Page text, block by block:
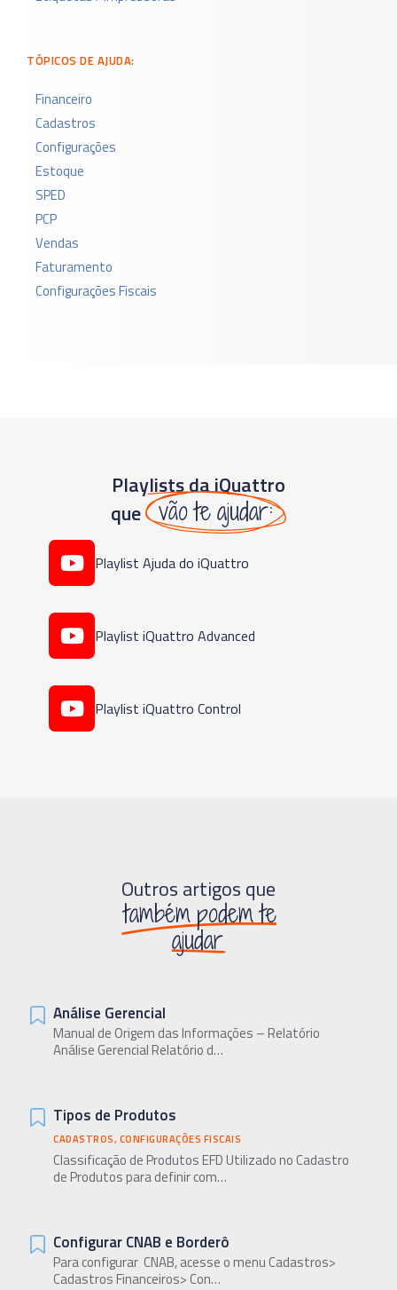
TÓPICOS DE AJUDA:
Financeiro
Cadastros
Configurações
Estoque
SPED
PCP
Vendas
Faturamento
Configurações Fiscais
Playlists da iQuattro
que vão te ajudar:
Playlist Ajuda do iQuattro
Playlist iQuattro Advanced
Playlist iQuattro Control
Outros artigos que
também podem te
ajudar
Análise Gerencial
Manual de Origem das Informações – Relatório
Análise Gerencial Relatório d…
Tipos de Produtos
CADASTROS, CONFIGURAÇÕES FISCAIS
Classificação de Produtos EFD Utilizado no Cadastro
de Produtos para definir com…
Configurar CNAB e Borderô
Para configurar CNAB, acesse o menu Cadastros>
Cadastros Financeiros> Con…